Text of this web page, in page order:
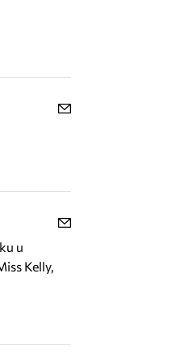
и
Kelly,